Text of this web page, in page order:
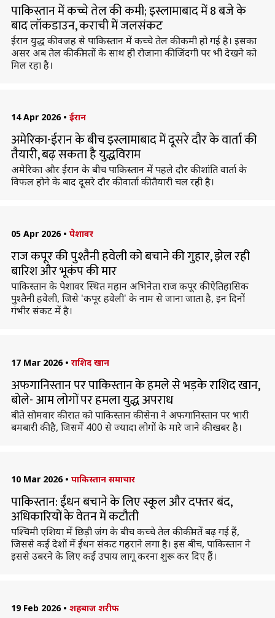
पाकिस्तान में कच्चे तेल की कमी; इस्लामाबाद में 8 बजे के
बाद लॉकडाउन, कराची में जलसंकट
ईरान युद्ध की वजह से पाकिस्तान में कच्चे तेल की कमी हो गई है। इसका
असर अब तेल की कीमतों के साथ ही रोजाना की जिंदगी पर भी देखने को
मिल रहा है।
14 Apr 2026 • ईरान
अमेरिका-ईरान के बीच इस्लामाबाद में दूसरे दौर के वार्ता की
तैयारी, बढ़ सकता है युद्धविराम
अमेरिका और ईरान के बीच पाकिस्तान में पहले दौर की शांति वार्ता के
विफल होने के बाद दूसरे दौर की वार्ता की तैयारी चल रही है।
05 Apr 2026 • पेशावर
राज कपूर की पुश्तैनी हवेली को बचाने की गुहार, झेल रही
बारिश और भूकंप की मार
पाकिस्तान के पेशावर स्थित महान अभिनेता राज कपूर की ऐतिहासिक
पुश्तैनी हवेली, जिसे 'कपूर हवेली' के नाम से जाना जाता है, इन दिनों
गंभीर संकट में है।
17 Mar 2026 • राशिद खान
अफगानिस्तान पर पाकिस्तान के हमले से भड़के राशिद खान,
बोले- आम लोगों पर हमला युद्ध अपराध
बीते सोमवार की रात को पाकिस्तान की सेना ने अफगानिस्तान पर भारी
बमबारी की है, जिसमें 400 से ज्यादा लोगों के मारे जाने की खबर है।
10 Mar 2026 • पाकिस्तान समाचार
पाकिस्तान: ईंधन बचाने के लिए स्कूल और दफ्तर बंद,
अधिकारियों के वेतन में कटौती
पश्चिमी एशिया में छिड़ी जंग के बीच कच्चे तेल की कीमतें बढ़ गई हैं,
जिससे कई देशों में ईंधन संकट गहराने लगा है। इस बीच, पाकिस्तान ने
इससे उबरने के लिए कई उपाय लागू करना शुरू कर दिए हैं।
19 Feb 2026 • शहबाज शरीफ